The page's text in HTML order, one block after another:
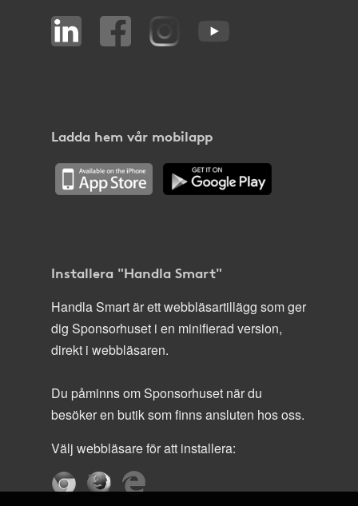
Ladda hem vår mobilapp
Installera "Handla Smart"
Handla Smart är ett webbläsartillägg som ger
dig Sponsorhuset i en minifierad version,
direkt i webbläsaren.
Du påminns om Sponsorhuset när du
besöker en butik som finns ansluten hos oss.
Välj webbläsare för att installera: